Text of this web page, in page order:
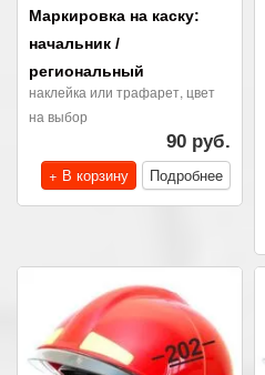
Маркировка на каску:
начальник /
региональный
наклейка или трафарет, цвет
на выбор
90 руб.
+ В корзину
Подробнее